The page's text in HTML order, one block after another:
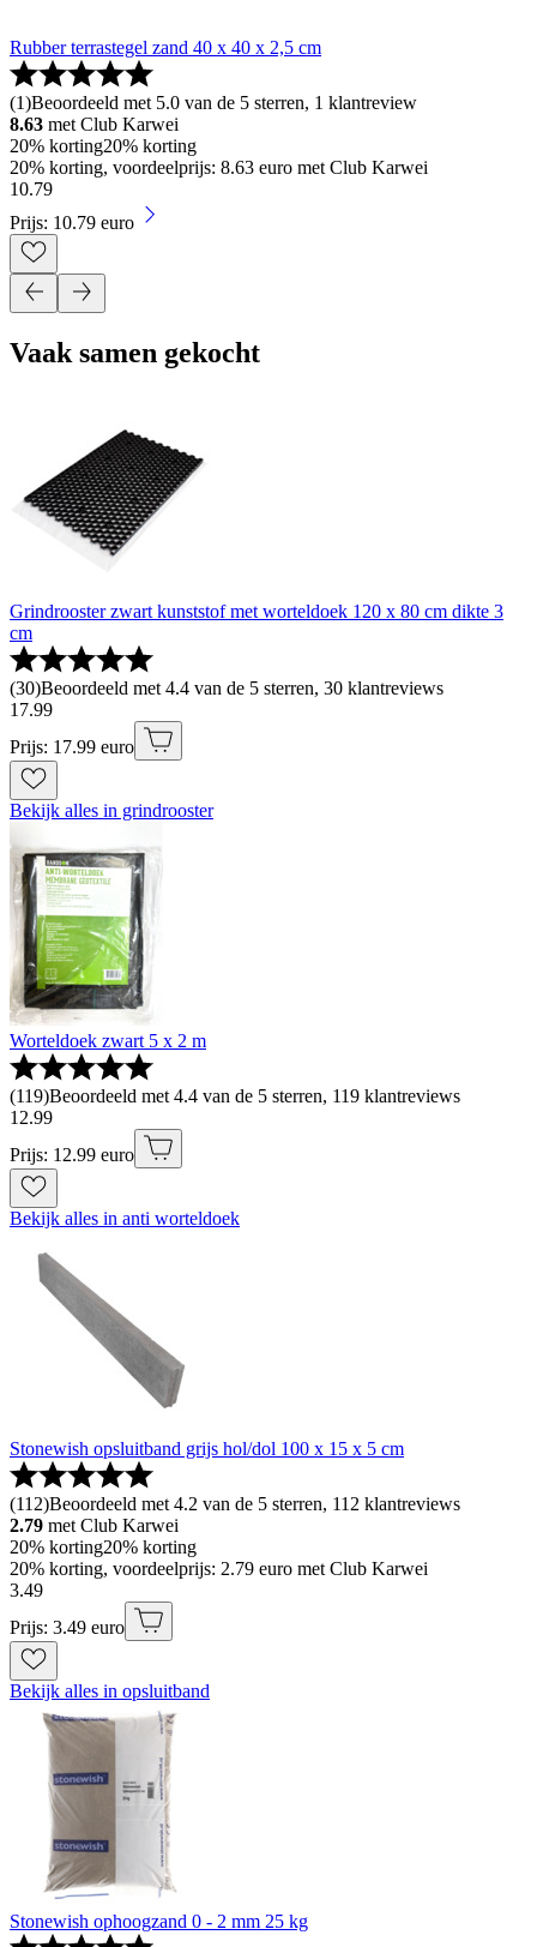
Rubber terrastegel zand 40 x 40 x 2,5 cm
(1)Beoordeeld met 5.0 van de 5 sterren, 1 klantreview
8.63 met Club Karwei
20% korting20% korting
20% korting, voordeelprijs: 8.63 euro met Club Karwei
10.79
Prijs: 10.79 euro
Vaak samen gekocht
Grindrooster zwart kunststof met worteldoek 120 x 80 cm dikte 3
cm
(30)Beoordeeld met 4.4 van de 5 sterren, 30 klantreviews
17.99
Prijs: 17.99 euro
Bekijk alles in grindrooster
Worteldoek zwart 5 x 2 m
(119)Beoordeeld met 4.4 van de 5 sterren, 119 klantreviews
12.99
Prijs: 12.99 euro
Bekijk alles in anti worteldoek
Stonewish opsluitband grijs hol/dol 100 x 15 x 5 cm
(112)Beoordeeld met 4.2 van de 5 sterren, 112 klantreviews
2.79 met Club Karwei
20% korting20% korting
20% korting, voordeelprijs: 2.79 euro met Club Karwei
3.49
Prijs: 3.49 euro
Bekijk alles in opsluitband
Stonewish ophoogzand 0 - 2 mm 25 kg